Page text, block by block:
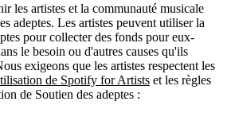
les artistes et la communauté musicale
adeptes. Les artistes peuvent utiliser la
pour collecter des fonds pour eux-
le besoin ou d'autres causes qu'ils
exigeons que les artistes respectent les
de Spotify for Artists et les règles
de Soutien des adeptes :